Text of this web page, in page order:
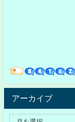
アーカイブ